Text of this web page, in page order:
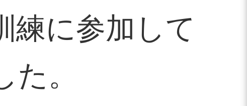
練に参加して
。